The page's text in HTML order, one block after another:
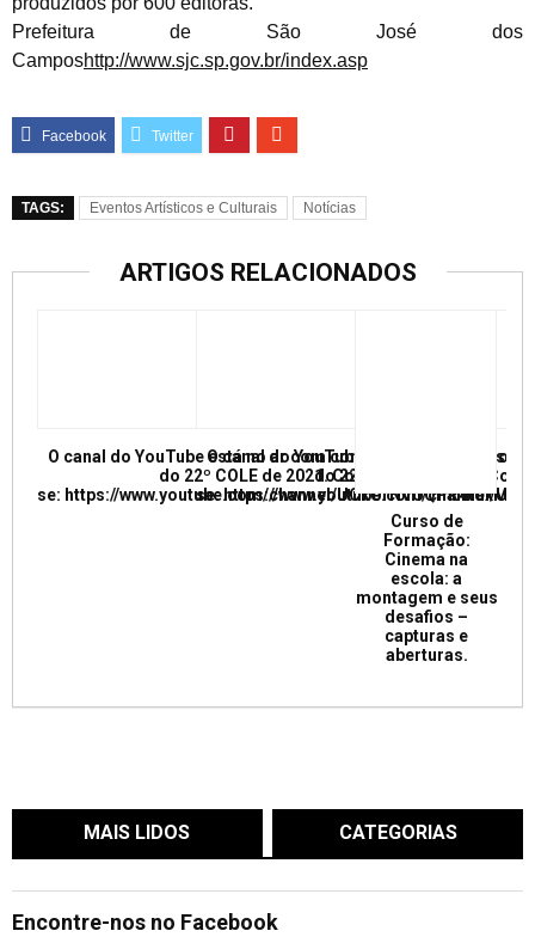
Prefeitura de São José dos
Camposhttp://www.sjc.sp.gov.br/index.asp
TAGS: Eventos Artísticos e Culturais Notícias
ARTIGOS RELACIONADOS
O canal do YouTube está no ar com conferências e mesas
do 22º COLE de 2021. Confira e inscreva
se: https://www.youtube.com/channel/
O canal do YouTube está no ar com
do 22º COLE de 2021.
se: https://www.youtube.com/channel/
Curso de
Formação:
Cinema na
escola: a
montagem e seus
desafios –
capturas e
aberturas.
MAIS LIDOS CATEGORIAS
Encontre-nos no Facebook